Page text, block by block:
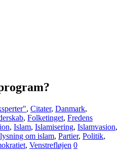
, Citater, Danmark,
, Folketinget, Fredens
, Islam, Islamisering, Islamvasion,
om islam, Partier, Politik,
, Venstrefløjen 0